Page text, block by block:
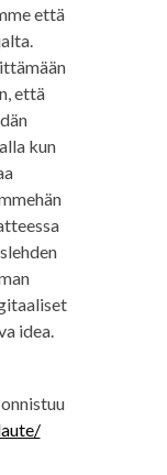
että
että
kun
idea.